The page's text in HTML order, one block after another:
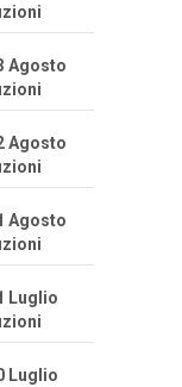
Agosto
Agosto
Agosto
Luglio
Luglio